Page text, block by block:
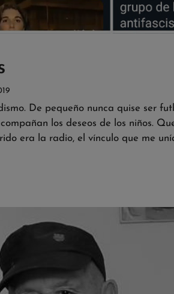
De pequeño nunca quise ser
los deseos de los niños.
era la radio, el vínculo que me